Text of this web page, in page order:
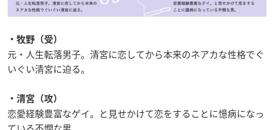
・牧野（受）
元・人生転落男子。清宮に恋してから本来のネアカな性格でぐ
いぐい清宮に迫る。
・清宮（攻）
恋愛経験豊富なゲイ。と見せかけて恋をすることに憶病になっ